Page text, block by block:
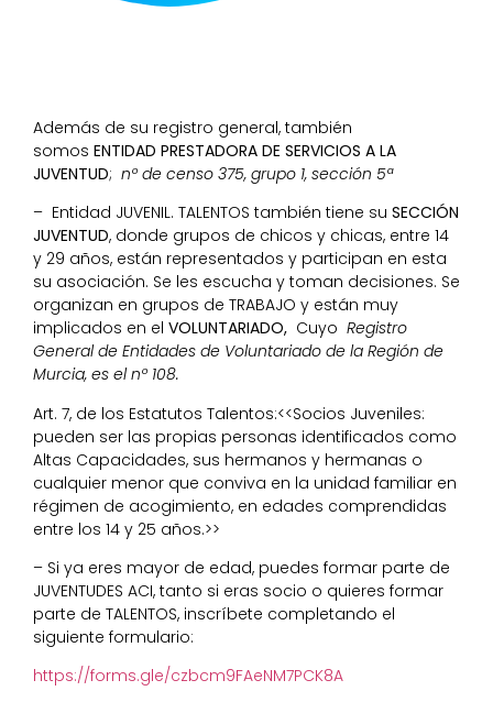
Además de su registro general, también
somos ENTIDAD PRESTADORA DE SERVICIOS A LA
JUVENTUD; nº de censo 375, grupo 1, sección 5ª
– Entidad JUVENIL. TALENTOS también tiene su SECCIÓN
JUVENTUD, donde grupos de chicos y chicas, entre 14
y 29 años, están representados y participan en esta
su asociación. Se les escucha y toman decisiones. Se
organizan en grupos de TRABAJO y están muy
implicados en el VOLUNTARIADO, Cuyo Registro
General de Entidades de Voluntariado de la Región de
Murcia, es el nº 108.
Art. 7, de los Estatutos Talentos:<<Socios Juveniles:
pueden ser las propias personas identificados como
Altas Capacidades, sus hermanos y hermanas o
cualquier menor que conviva en la unidad familiar en
régimen de acogimiento, en edades comprendidas
entre los 14 y 25 años.>>
– Si ya eres mayor de edad, puedes formar parte de
JUVENTUDES ACI, tanto si eras socio o quieres formar
parte de TALENTOS, inscríbete completando el
siguiente formulario:
https://forms.gle/czbcm9FAeNM7PCK8A